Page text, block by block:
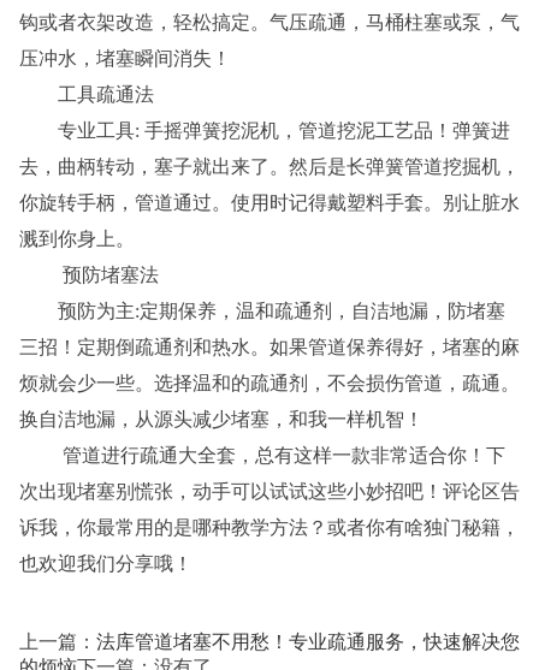
钩或者衣架改造，轻松搞定。气压疏通，马桶柱塞或泵，气
压冲水，堵塞瞬间消失！
工具疏通法
专业工具: 手摇弹簧挖泥机，管道挖泥工艺品！弹簧进
去，曲柄转动，塞子就出来了。然后是长弹簧管道挖掘机，
你旋转手柄，管道通过。使用时记得戴塑料手套。别让脏水
溅到你身上。
预防堵塞法
预防为主:定期保养，温和疏通剂，自洁地漏，防堵塞
三招！定期倒疏通剂和热水。如果管道保养得好，堵塞的麻
烦就会少一些。选择温和的疏通剂，不会损伤管道，疏通。
换自洁地漏，从源头减少堵塞，和我一样机智！
管道进行疏通大全套，总有这样一款非常适合你！下
次出现堵塞别慌张，动手可以试试这些小妙招吧！评论区告
诉我，你最常用的是哪种教学方法？或者你有啥独门秘籍，
也欢迎我们分享哦！
上一篇： 法库管道堵塞不用愁！专业疏通服务，快速解决您